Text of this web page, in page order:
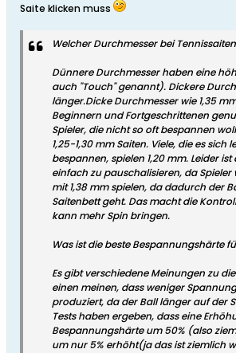
Saite klicken muss
Welcher Durchmesser bei
Dünnere Durchmesser haben eine
auch "Touch" genannt). Dickere
länger.Dicke Durchmesser wie 1,35
Beginnern und Fortgeschrittenen
Spieler, die nicht so oft bespannen
1,25-1,30 mm Saiten. Viele, die es sich
bespannen, spielen 1,20 mm. Leider
einfach zu pauschalisieren, da Spieler
mit 1,38 mm spielen, da dadurch der
Saitenbett geht. Das macht die
kann mehr Spin bringen.
Was ist die beste Bespannungshärte
Es gibt verschiedene Meinungen zu
einen meinen, dass weniger
produziert, da der Ball länger auf der
Tests haben ergeben, dass eine
Bespannungshärte um 50% (also
um nur 5% erhöht(ja das ist ziemlich